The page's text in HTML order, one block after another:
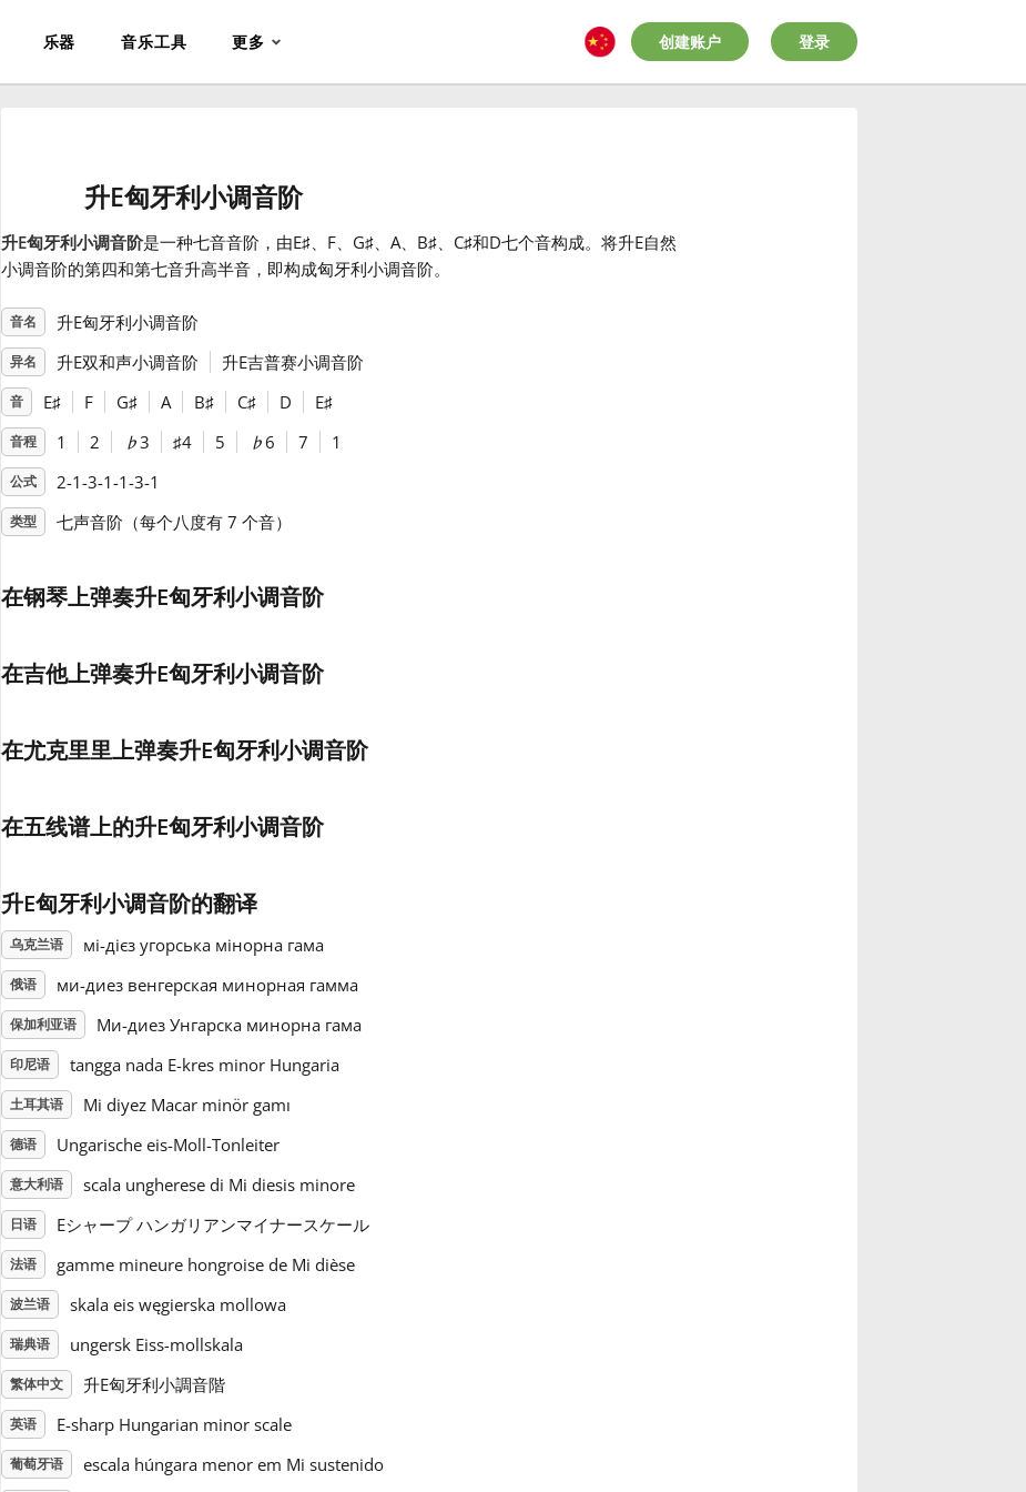
乐器 音乐工具 更多 创建账户 登录
升E匈牙利小调音阶
升E匈牙利小调音阶是一种七音音阶，由E♯、F、G♯、A、B♯、C♯和D七个音构成。将升E自然
小调音阶的第四和第七音升高半音，即构成匈牙利小调音阶。
音名 升E匈牙利小调音阶
异名 升E双和声小调音阶 升E吉普赛小调音阶
音 E♯ F G♯ A B♯ C♯ D E♯
音程 1 2 ♭3 ♯4 5 ♭6 7 1
公式 2-1-3-1-1-3-1
类型 七声音阶（每个八度有 7 个音）
在钢琴上弹奏升E匈牙利小调音阶
在吉他上弹奏升E匈牙利小调音阶
在尤克里里上弹奏升E匈牙利小调音阶
在五线谱上的升E匈牙利小调音阶
升E匈牙利小调音阶的翻译
乌克兰语 мі-дієз угорська мінорна гама
俄语 ми-диез венгерская минорная гамма
保加利亚语 Mи-диез Унгарска минорна гама
印尼语 tangga nada E-kres minor Hungaria
土耳其语 Mi diyez Macar minör gamı
德语 Ungarische eis-Moll-Tonleiter
意大利语 scala ungherese di Mi diesis minore
日语 Eシャープ ハンガリアンマイナースケール
法语 gamme mineure hongroise de Mi dièse
波兰语 skala eis węgierska mollowa
瑞典语 ungersk Eiss-mollskala
繁体中文 升E匈牙利小調音階
英语 E-sharp Hungarian minor scale
葡萄牙语 escala húngara menor em Mi sustenido